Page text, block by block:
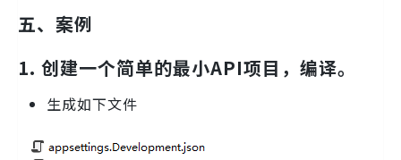
五、案例
1. 创建一个简单的最小API项目，编译。
生成如下文件